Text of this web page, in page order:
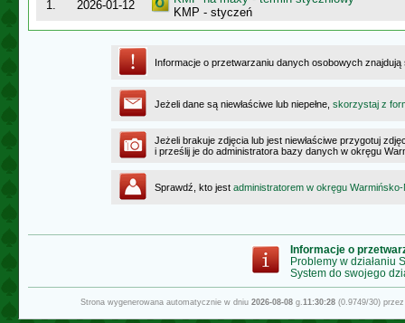
1.
2026-01-12
KMP - styczeń
Informacje o przetwarzaniu danych osobowych
Jeżeli dane są niewłaściwe lub niepełne, skorzystaj z
Jeżeli brakuje zdjęcia lub jest niewłaściwe przygotuj
i prześlij je do administratora bazy danych w okręgu
Sprawdź, kto jest administratorem w okręgu
Informacje o
Problemy w działaniu
System do swojego
Strona wygenerowana automatycznie w dniu 2026-08-08g.11:30:28(0.9749/30)